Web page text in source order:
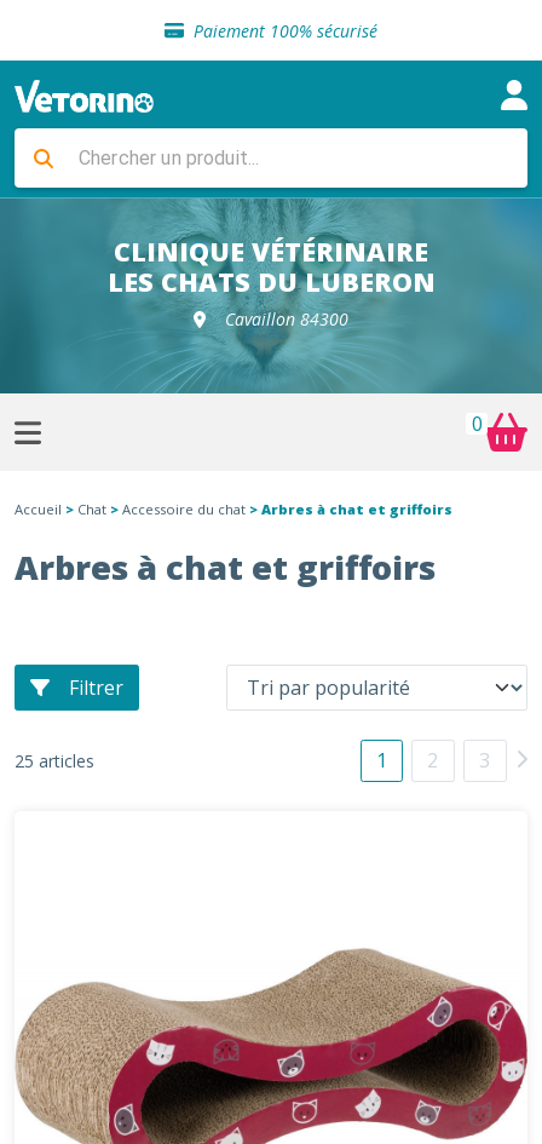
Paiement 100% sécurisé
Livraison gratuite en clinique vétérinaire
Sélection de croquettes vétérinaire
Livraison gratuite en clinique vétérinaire
Retour gratuit en clinique
Sélection de croquettes vétérinaire
CLINIQUE VÉTÉRINAIRE
LES CHATS DU LUBERON
Cavaillon 84300
0
Accueil > Chat > Accessoire du chat > Arbres à chat et griffoirs
Arbres à chat et griffoirs
Filtrer
25 articles 1 2 3